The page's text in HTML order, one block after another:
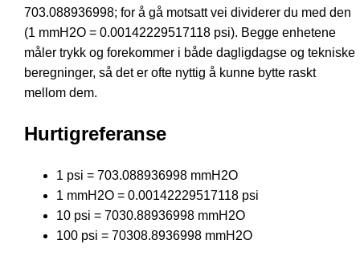
703.088936998; for å gå motsatt vei dividerer du med den
(1 mmH2O = 0.00142229517118 psi). Begge enhetene
måler trykk og forekommer i både dagligdagse og tekniske
beregninger, så det er ofte nyttig å kunne bytte raskt
mellom dem.
Hurtigreferanse
1 psi = 703.088936998 mmH2O
1 mmH2O = 0.00142229517118 psi
10 psi = 7030.88936998 mmH2O
100 psi = 70308.8936998 mmH2O